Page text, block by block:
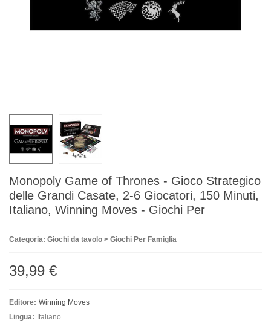
Monopoly Game of Thrones - Gioco Strategico
delle Grandi Casate, 2-6 Giocatori, 150 Minuti,
Italiano, Winning Moves - Giochi Per
Categoria: Giochi da tavolo > Giochi Per Famiglia
39,99 €
Editore: Winning Moves
Lingua: Italiano